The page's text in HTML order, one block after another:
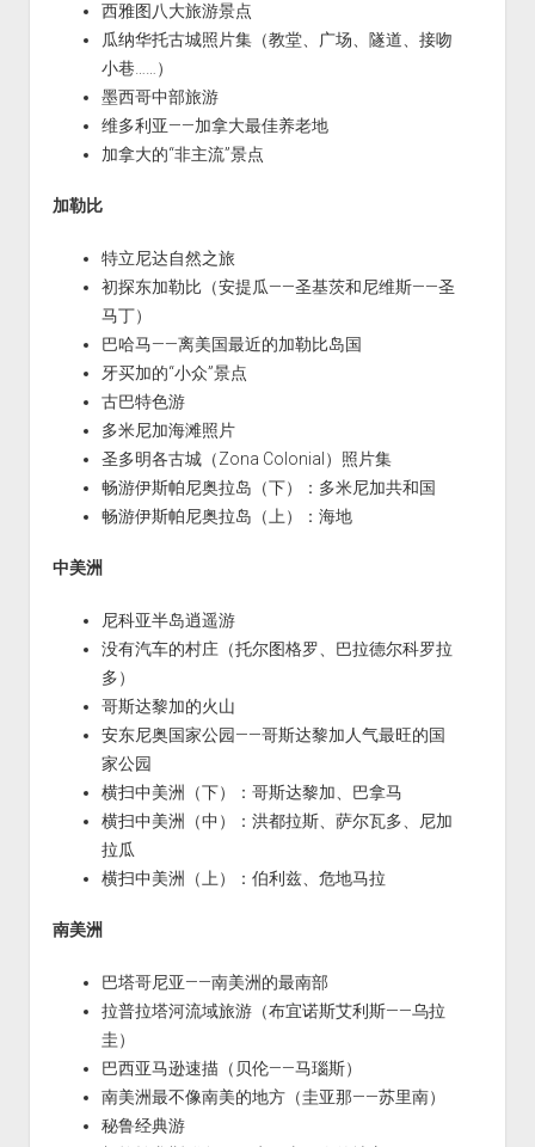
西雅图八大旅游景点
瓜纳华托古城照片集（教堂、广场、隧道、接吻
小巷……）
墨西哥中部旅游
维多利亚——加拿大最佳养老地
加拿大的“非主流”景点
加勒比
特立尼达自然之旅
初探东加勒比（安提瓜——圣基茨和尼维斯——圣
马丁）
巴哈马——离美国最近的加勒比岛国
牙买加的“小众”景点
古巴特色游
多米尼加海滩照片
圣多明各古城（Zona Colonial）照片集
畅游伊斯帕尼奥拉岛（下）：多米尼加共和国
畅游伊斯帕尼奥拉岛（上）：海地
中美洲
尼科亚半岛逍遥游
没有汽车的村庄（托尔图格罗、巴拉德尔科罗拉
多）
哥斯达黎加的火山
安东尼奥国家公园——哥斯达黎加人气最旺的国
家公园
横扫中美洲（下）：哥斯达黎加、巴拿马
横扫中美洲（中）：洪都拉斯、萨尔瓦多、尼加
拉瓜
横扫中美洲（上）：伯利兹、危地马拉
南美洲
巴塔哥尼亚——南美洲的最南部
拉普拉塔河流域旅游（布宜诺斯艾利斯——乌拉
圭）
巴西亚马逊速描（贝伦——马瑙斯）
南美洲最不像南美的地方（圭亚那——苏里南）
秘鲁经典游